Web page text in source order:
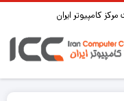
کامپیوتر ایران